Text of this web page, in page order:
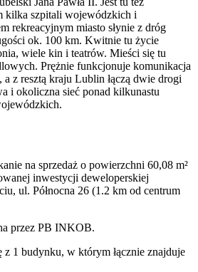
kilka szpitali wojewódzkich i
rekreacyjnym miasto słynie z dróg
ok. 100 km. Kwitnie tu życie
wiele kin i teatrów. Mieści się tu
Prężnie funkcjonuje komunikacja
z resztą kraju Lublin łączą dwie drogi
i okoliczna sieć ponad kilkunastu
na sprzedaż o powierzchni 60,08 m²
inwestycji deweloperskiej
, ul. Północna 26 (1.2 km od centrum
przez PB INKOB.
z 1 budynku, w którym łącznie znajduje